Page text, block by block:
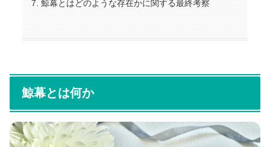
鯨幕とはどのような存在かに関する最終考察
鯨幕とは何か